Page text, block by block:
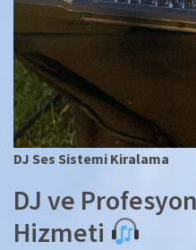
DJ Ses Sistemi Kiralama
DJ ve
Hizmeti